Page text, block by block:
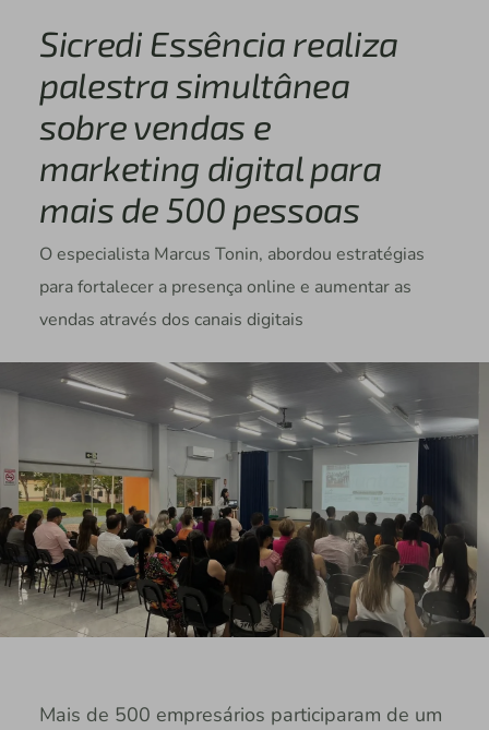
Sicredi Essência realiza
palestra simultânea
sobre vendas e
marketing digital para
mais de 500 pessoas
O especialista Marcus Tonin, abordou estratégias
para fortalecer a presença online e aumentar as
vendas através dos canais digitais
Mais de 500 empresários participaram de um